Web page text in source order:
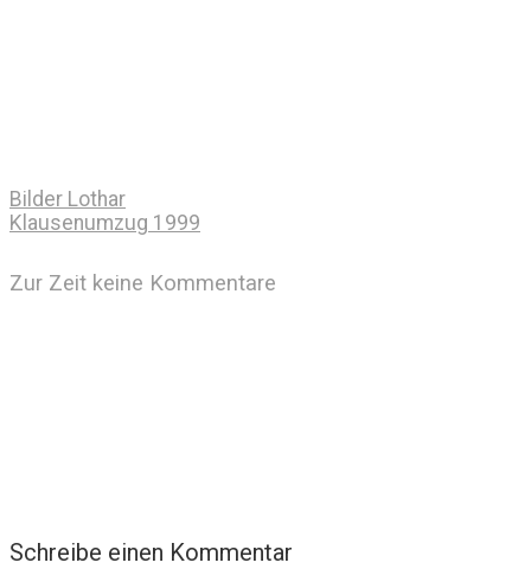
Bilder Lothar
Klausenumzug 1999
Zur Zeit keine Kommentare
Schreibe einen Kommentar